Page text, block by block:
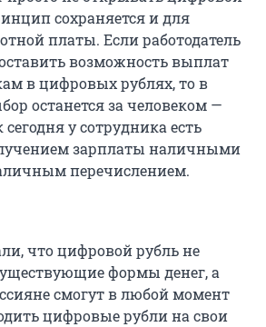
сохраняется и для
платы. Если работодатель
возможность выплат
в цифровых рублях, то в
останется за человеком —
у сотрудника есть
зарплаты наличными
перечислением.
что цифровой рубль не
формы денег, а
смогут в любой момент
цифровые рубли на свои